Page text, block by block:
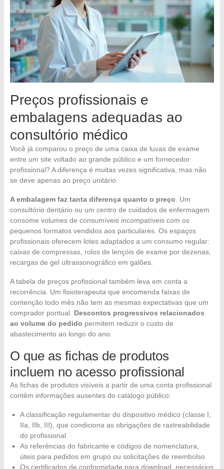
Preços profissionais e
embalagens adequadas ao
consultório médico
Você já comparou o preço de uma caixa de luvas de exame
entre um site voltado ao grande público e um fornecedor
profissional? A diferença é muitas vezes significativa, mas não
se deve apenas ao preço unitário.
A embalagem faz tanta diferença quanto o preço . Um
consultório dentário ou um centro de cuidados de enfermagem
consome volumes de consumíveis incompatíveis com os
pequenos formatos vendidos aos particulares. Os espaços
profissionais oferecem lotes adaptados a um consumo regular:
caixas de compressas, rolos de lençóis de exame por dezenas,
recargas de gel ultrassonográfico em galões.
A tabela de preços profissional também leva em conta a
recorrência. Um fisioterapeuta que encomenda faixas de
contenção todo mês não tem as mesmas expectativas que um
comprador pontual. Descontos progressivos relacionados
ao volume do pedido permitem reduzir o custo de
abastecimento ao longo do ano.
O que as fichas de produtos
incluem no acesso profissional
As fichas de produtos visíveis a partir de uma conta profissional
contêm informações ausentes do catálogo público:
A classificação regulamentar do dispositivo médico (classe I,
IIa, IIb, III), que condiciona as obrigações de rastreabilidade
do profissional
As referências do fabricante e códigos de nomenclatura,
úteis para pedidos em grupo ou solicitações de reembolso
Os certificados de conformidade para download, necessários